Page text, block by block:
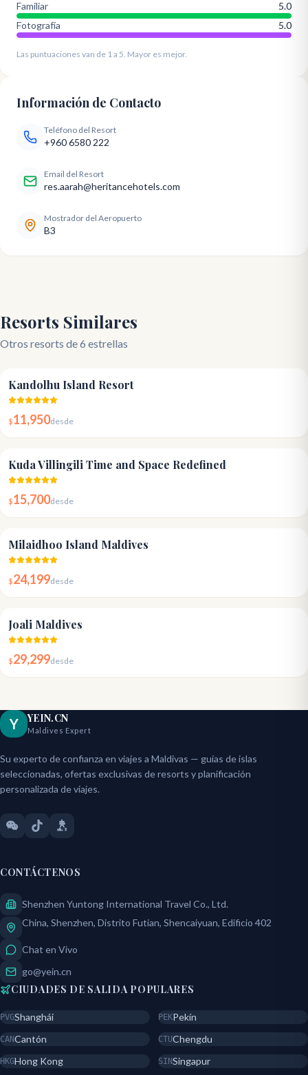
Familiar
5.0
Fotografía
5.0
Las puntuaciones van de 1 a 5. Mayor es mejor.
Información de Contacto
Teléfono del Resort
+960 6580 222
Email del Resort
res.aarah@heritancehotels.com
Mostrador del Aeropuerto
B3
Resorts Similares
Otros resorts de 6 estrellas
Kandolhu Island Resort
$11,950desde
Kuda Villingili Time and Space Redefined
$15,700desde
Milaidhoo Island Maldives
$24,199desde
Joali Maldives
$29,299desde
Y YEIN.CN
Maldives Expert
Su experto de confianza en viajes a Maldivas — guías de islas
seleccionadas, ofertas exclusivas de resorts y planificación
personalizada de viajes.
CONTÁCTENOS
Shenzhen Yuntong International Travel Co., Ltd.
China, Shenzhen, Distrito Futian, Shencaiyuan, Edificio 402
Chat en Vivo
go@yein.cn
CIUDADES DE SALIDA POPULARES
PVGShanghái PEKPekín
CANCantón CTUChengdu
HKGHong Kong SINSingapur